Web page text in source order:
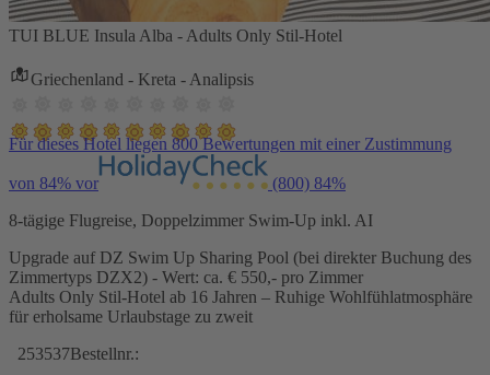
TUI BLUE Insula Alba - Adults Only Stil-Hotel
Griechenland - Kreta - Analipsis
Für dieses Hotel liegen 800 Bewertungen mit einer Zustimmung
von 84% vor (800) 84%
8-tägige Flugreise, Doppelzimmer Swim-Up inkl. AI
Upgrade auf DZ Swim Up Sharing Pool (bei direkter Buchung des
Zimmertyps DZX2) - Wert: ca. € 550,- pro Zimmer
Adults Only Stil-Hotel ab 16 Jahren – Ruhige Wohlfühlatmosphäre
für erholsame Urlaubstage zu zweit
253537Bestellnr.: